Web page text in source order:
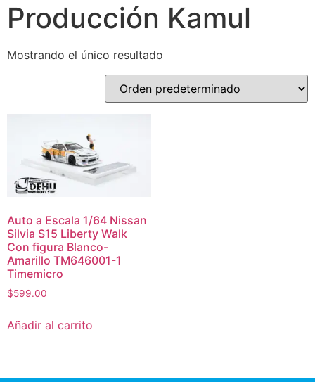
Producción Kamul
Mostrando el único resultado
Auto a Escala 1/64 Nissan
Silvia S15 Liberty Walk
Con figura Blanco-
Amarillo TM646001-1
Timemicro
$599.00
Añadir al carrito